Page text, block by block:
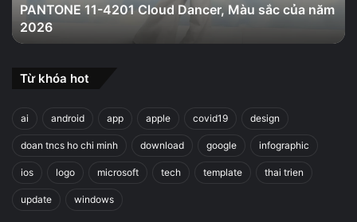
năm
2026
PANTONE 11-4201 Cloud Dancer, Màu sắc của năm
2026
Từ khóa hot
ai android app apple covid19 design
doan tncs ho chi minh download google infographic
ios logo microsoft tech template thai trien
update windows